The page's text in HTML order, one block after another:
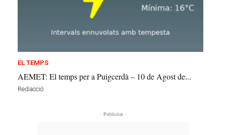
EL TEMPS
AEMET: El temps per a Puigcerdà – 10 de Agost de...
Redacció
- Publicitat -